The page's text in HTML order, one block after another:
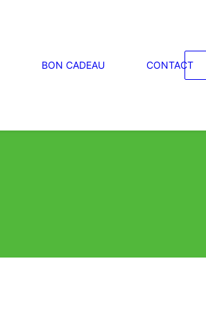
BON CADEAU CONTACT